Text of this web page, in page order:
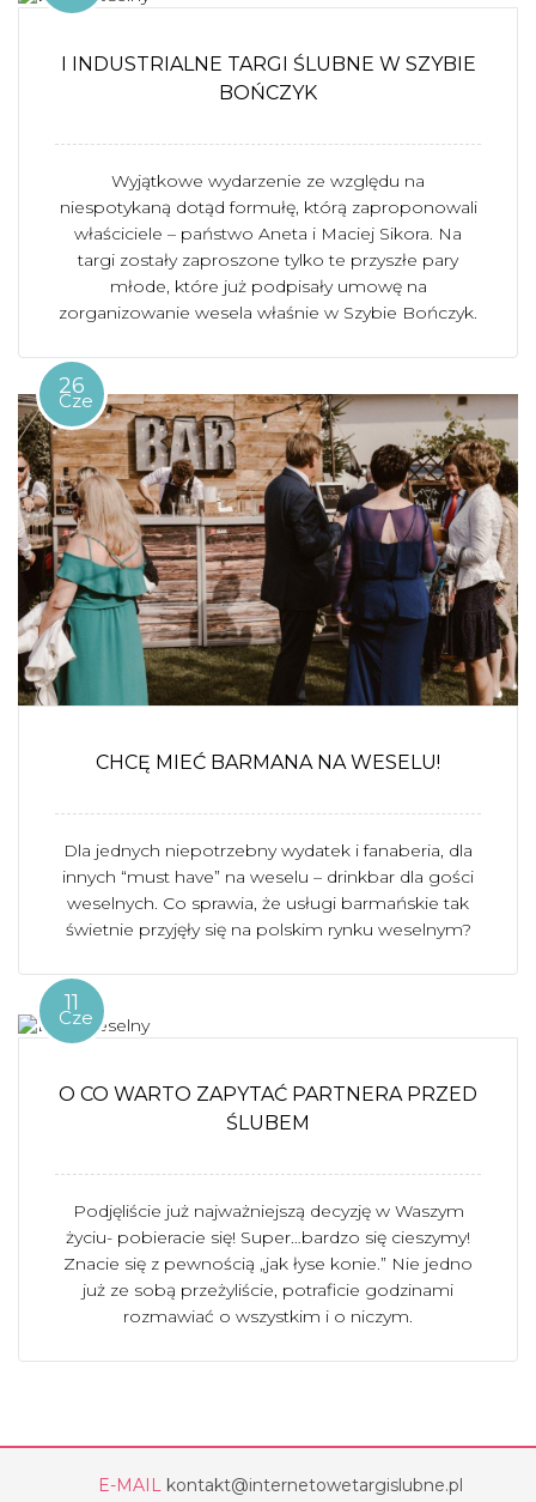
I INDUSTRIALNE TARGI ŚLUBNE W SZYBIE
BOŃCZYK
Wyjątkowe wydarzenie ze względu na
niespotykaną dotąd formułę, którą zaproponowali
właściciele – państwo Aneta i Maciej Sikora. Na
targi zostały zaproszone tylko te przyszłe pary
młode, które już podpisały umowę na
zorganizowanie wesela właśnie w Szybie Bończyk.
26
Cze
CHCĘ MIEĆ BARMANA NA WESELU!
Dla jednych niepotrzebny wydatek i fanaberia, dla
innych “must have” na weselu – drinkbar dla gości
weselnych. Co sprawia, że usługi barmańskie tak
świetnie przyjęły się na polskim rynku weselnym?
11
Cze
O CO WARTO ZAPYTAĆ PARTNERA PRZED
ŚLUBEM
Podjęliście już najważniejszą decyzję w Waszym
życiu- pobieracie się! Super…bardzo się cieszymy!
Znacie się z pewnością „jak łyse konie.” Nie jedno
już ze sobą przeżyliście, potraficie godzinami
rozmawiać o wszystkim i o niczym.
E-MAIL kontakt@internetowetargislubne.pl